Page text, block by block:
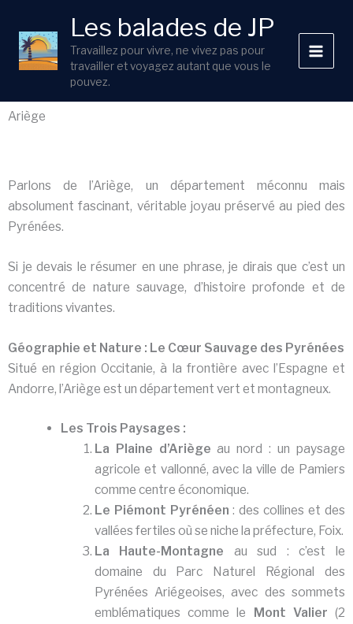
contenu
Les balades de JP
Travaillez pour vivre, ne vivez pas pour
travailler et voyagez autant que vous le
pouvez.
Ariège
Parlons de l’Ariège, un département méconnu mais
absolument fascinant, véritable joyau préservé au pied des
Pyrénées.
Si je devais le résumer en une phrase, je dirais que c’est un
concentré de nature sauvage, d’histoire profonde et de
traditions vivantes.
Géographie et Nature : Le Cœur Sauvage des Pyrénées
Situé en région Occitanie, à la frontière avec l’Espagne et
Andorre, l’Ariège est un département vert et montagneux.
Les Trois Paysages :
La Plaine d’Ariège au nord : un paysage
agricole et vallonné, avec la ville de Pamiers
comme centre économique.
Le Piémont Pyrénéen : des collines et des
vallées fertiles où se niche la préfecture, Foix.
La Haute-Montagne au sud : c’est le
domaine du Parc Naturel Régional des
Pyrénées Ariégeoises, avec des sommets
emblématiques comme le
Mont Valier (2